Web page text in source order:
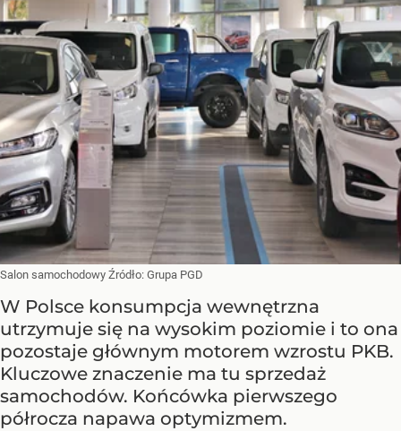
Salon samochodowy Źródło: Grupa PGD
W Polsce konsumpcja wewnętrzna
utrzymuje się na wysokim poziomie i to ona
pozostaje głównym motorem wzrostu PKB.
Kluczowe znaczenie ma tu sprzedaż
samochodów. Końcówka pierwszego
półrocza napawa optymizmem.